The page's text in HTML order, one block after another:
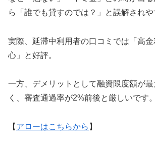
ら「誰でも貸すのでは？」と誤解されや
実際、延滞中利用者の口コミでは「高
心」と好評。
一方、デメリットとして融資限度額が
く、審査通過率が2%前後と厳しいです。
【 アローはこちらから 】